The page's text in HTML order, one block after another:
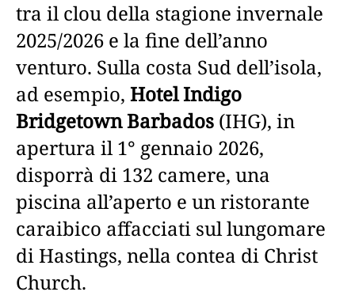
tra il clou della stagione invernale
2025/2026 e la fine dell’anno
venturo. Sulla costa Sud dell’isola,
ad esempio, Hotel Indigo
Bridgetown Barbados (IHG), in
apertura il 1° gennaio 2026,
disporrà di 132 camere, una
piscina all’aperto e un ristorante
caraibico affacciati sul lungomare
di Hastings, nella contea di Christ
Church.